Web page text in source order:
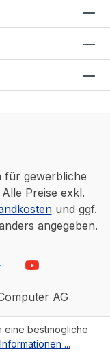
für gewerbliche
Preise exkl.
und ggf.
angegeben.
AG
eine bestmögliche
...